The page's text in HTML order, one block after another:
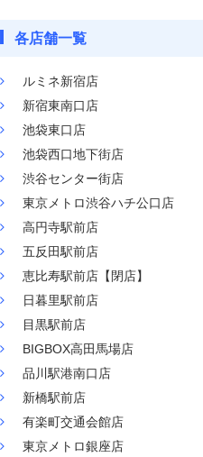
各店舗一覧
ルミネ新宿店
新宿東南口店
池袋東口店
池袋西口地下街店
渋谷センター街店
東京メトロ渋谷ハチ公口店
高円寺駅前店
五反田駅前店
恵比寿駅前店【閉店】
日暮里駅前店
目黒駅前店
BIGBOX高田馬場店
品川駅港南口店
新橋駅前店
有楽町交通会館店
東京メトロ銀座店